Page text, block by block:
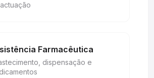
Farmacêutica
dispensação e